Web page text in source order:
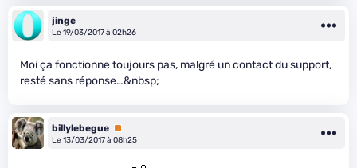
jinge
Le 19/03/2017 à 02h26
Moi ça fonctionne toujours pas, malgré un contact du support,
resté sans réponse…&nbsp;
billylebegue Premium
Le 13/03/2017 à 08h25